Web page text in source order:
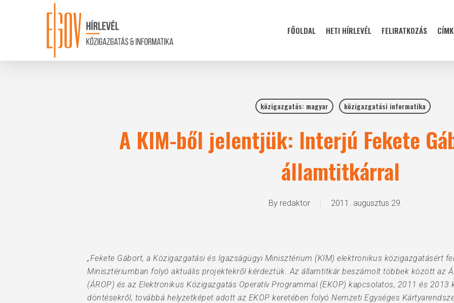
Hit enter to search or ESC to close
FŐOLDAL HETI HÍRLEVÉL FELIRATKOZÁS
közigazgatás: magyar közigazgatási informatika
A KIM-ből jelentjük: Interjú Fekete
államtitkárral
By redaktor 2011. augusztus 29.
„Fekete Gábort, a Közigazgatási és Igazságügyi Minisztérium (KIM) elektronikus közigazgatásért
Minisztériumban folyó aktuális projektekről kérdeztük. Az államtitkár beszámolt többek között az
(ÁROP) és az Elektronikus Közigazgatás Operatív Programmal (EKOP) kapcsolatos, 2011 és
döntésekről, továbbá helyzetképet adott az EKOP keretében folyó Nemzeti Egységes